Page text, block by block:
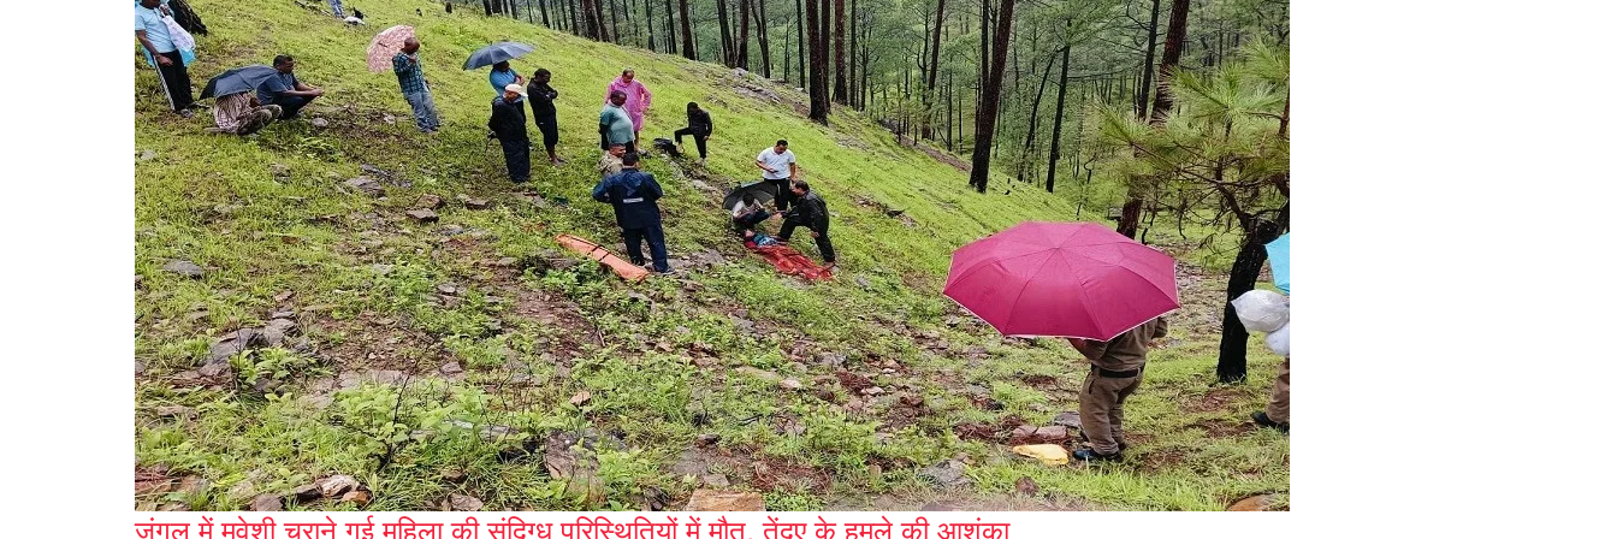
जंगल में मवेशी चराने गई महिला की संदिग्ध परिस्थितियों में मौत, तेंदुए के हमले की आशंका